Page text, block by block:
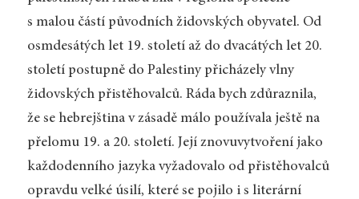
s malou částí původních židovských obyvatel. Od
osmdesátých let 19. století až do dvacátých let 20.
století postupně do Palestiny přicházely vlny
židovských přistěhovalců. Ráda bych zdůraznila,
že se hebrejština v zásadě málo používala ještě na
přelomu 19. a 20. století. Její znovuvytvoření jako
každodenního jazyka vyžadovalo od přistěhovalců
opravdu velké úsilí, které se pojilo i s literární